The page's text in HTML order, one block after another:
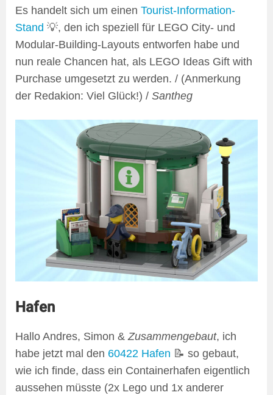
Es handelt sich um einen Tourist-Information-
Stand 💡, den ich speziell für LEGO City- und
Modular-Building-Layouts entworfen habe und
nun reale Chancen hat, als LEGO Ideas Gift with
Purchase umgesetzt zu werden. / (Anmerkung
der Redakion: Viel Glück!) / Santheg
Hafen
Hallo Andres, Simon &Zusammengebaut, ich
habe jetzt mal den 60422 Hafen 📝 so gebaut,
wie ich finde, dass ein Containerhafen eigentlich
aussehen müsste (2x Lego und 1x anderer